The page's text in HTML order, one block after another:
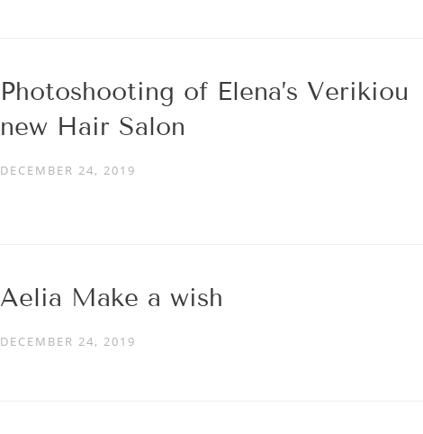
Photoshooting of Elena’s Verikiou
new Hair Salon
DECEMBER 24, 2019
Aelia Make a wish
DECEMBER 24, 2019